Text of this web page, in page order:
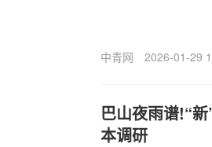
中青网 2026-01-29
巴山夜雨谱!“
本调研